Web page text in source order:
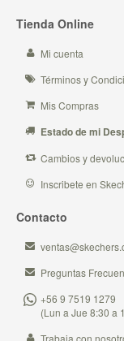
Tienda Online
Mi cuenta
Términos y
Mis Compras
Estado de mi
Cambios y
Inscribete en
Contacto
Preguntas
+56 9 7519 1279
(Lun a Jue 8:30 a
Trabaja con